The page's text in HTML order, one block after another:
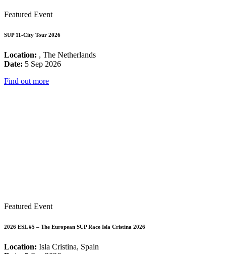
Featured Event
SUP 11-City Tour 2026
Location: , The Netherlands
Date: 5 Sep 2026
Find out more
Featured Event
2026 ESL #5 – The European SUP Race Isla Cristina 2026
Location: Isla Cristina, Spain